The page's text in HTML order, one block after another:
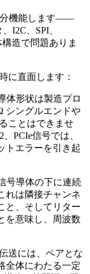
分機能します——
I2C、SPI、
造で問題ありま
に直面します：
体形状は製造プロ
シングルエンドや
ことはできませ
PCIe信号では、
トエラーを引き起
号導体の下に連続
れは隣接チャンネ
と、そしてリター
を意味し、周波数
送には、ペアとな
全体にわたる一定